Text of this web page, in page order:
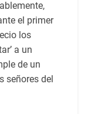
el primer
los
a un
de un
señores del